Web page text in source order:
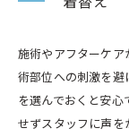
施術やアフターケ
術部位への刺激を
を選んでおくと安
せずスタッフに声を